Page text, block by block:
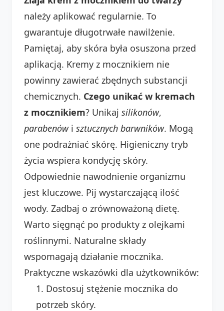
należy aplikować regularnie. To
gwarantuje długotrwałe nawilżenie.
Pamiętaj, aby skóra była osuszona przed
aplikacją. Kremy z mocznikiem nie
powinny zawierać zbędnych substancji
chemicznych. Czego unikać w kremach
z mocznikiem? Unikaj silikonów,
parabenówi sztucznych barwników. Mogą
one podrażniać skórę. Higieniczny tryb
życia wspiera kondycję skóry.
Odpowiednie nawodnienie organizmu
jest kluczowe. Pij wystarczającą ilość
wody. Zadbaj o zrównoważoną dietę.
Warto sięgnąć po produkty z olejkami
roślinnymi. Naturalne składy
wspomagają działanie mocznika.
Praktyczne wskazówki dla użytkowników:
Dostosuj stężenie mocznika do
potrzeb skóry.